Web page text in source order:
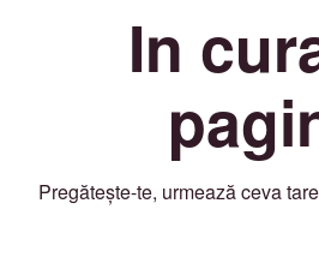
In
Pregătește-te, urmează ceva